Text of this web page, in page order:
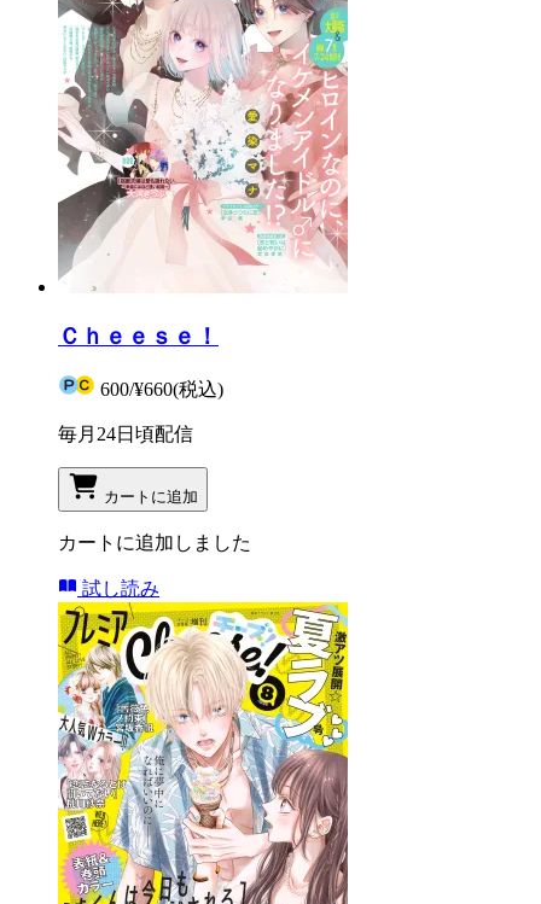
Ｃｈｅｅｓｅ！
600/¥660(税込)
毎月24日頃配信
カートに追加
カートに追加しました
試し読み